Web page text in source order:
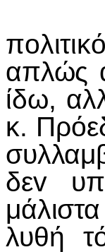
ΑΠ:
απλώς
ίδω,
κ.
δεv
λυθή